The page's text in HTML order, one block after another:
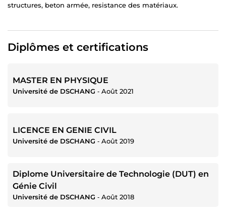
structures, beton armée, resistance des matériaux.
Diplômes et certifications
MASTER EN PHYSIQUE
Université de DSCHANG ‐ Août 2021
LICENCE EN GENIE CIVIL
Université de DSCHANG ‐ Août 2019
Diplome Universitaire de Technologie (DUT) en
Génie Civil
Université de DSCHANG ‐ Août 2018